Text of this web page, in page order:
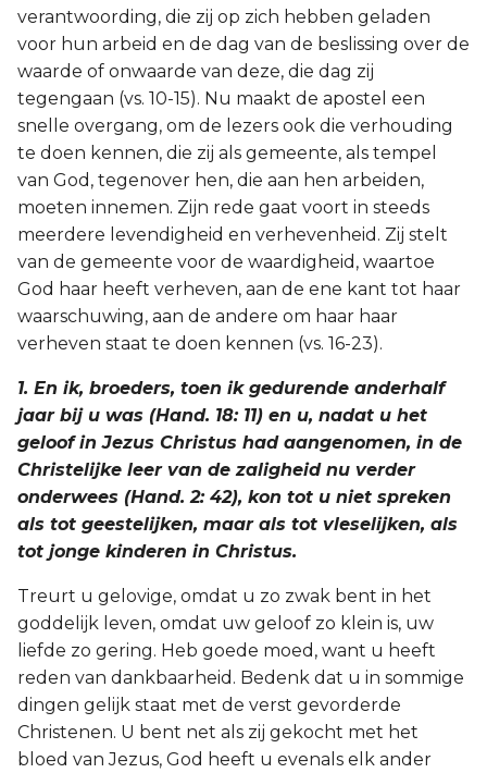
verantwoording, die zij op zich hebben geladen
voor hun arbeid en de dag van de beslissing over de
waarde of onwaarde van deze, die dag zij
tegengaan (vs. 10-15). Nu maakt de apostel een
snelle overgang, om de lezers ook die verhouding
te doen kennen, die zij als gemeente, als tempel
van God, tegenover hen, die aan hen arbeiden,
moeten innemen. Zijn rede gaat voort in steeds
meerdere levendigheid en verhevenheid. Zij stelt
van de gemeente voor de waardigheid, waartoe
God haar heeft verheven, aan de ene kant tot haar
waarschuwing, aan de andere om haar haar
verheven staat te doen kennen (vs. 16-23).
1. En ik, broeders, toen ik gedurende anderhalf
jaar bij u was (Hand. 18: 11) en u, nadat u het
geloof in Jezus Christus had aangenomen, in de
Christelijke leer van de zaligheid nu verder
onderwees (Hand. 2: 42), kon tot u niet spreken
als tot geestelijken, maar als tot vleselijken, als
tot jonge kinderen in Christus.
Treurt u gelovige, omdat u zo zwak bent in het
goddelijk leven, omdat uw geloof zo klein is, uw
liefde zo gering. Heb goede moed, want u heeft
reden van dankbaarheid. Bedenk dat u in sommige
dingen gelijk staat met de verst gevorderde
Christenen. U bent net als zij gekocht met het
bloed van Jezus, God heeft u evenals elk ander